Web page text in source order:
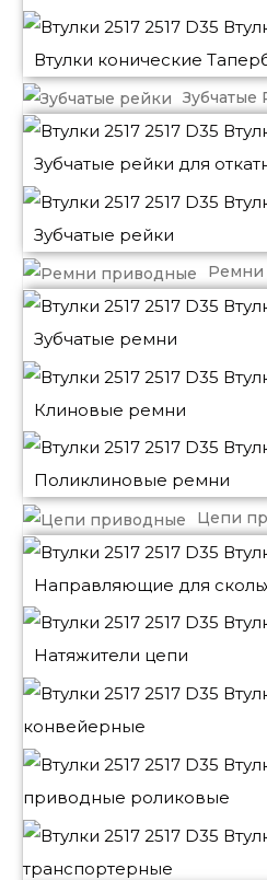
Втулки конические
Зубчатые
Зубчатые рейки для
Зубчатые рейки
Ремни
Зубчатые ремни
Клиновые ремни
Поликлиновые ремни
Цепи
Направляющие для
Натяжители цепи
конвейерные
приводные роликовые
транспортерные